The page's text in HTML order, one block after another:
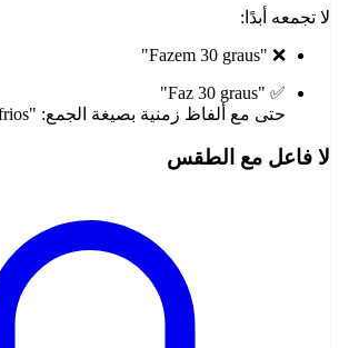
لا تجمعه أبدًا:
❌ "Fazem 30 graus"
✅ "Faz 30 graus"
حتى مع ألفاظ زمنية بصيغة الجمع: "Faz dias frios"
لا فاعل مع الطقس